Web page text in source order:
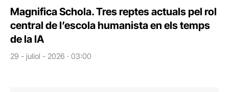
Magnifica Schola. Tres reptes actuals pel rol
central de l’escola humanista en els temps
de la IA
29 - juliol - 2026 · 03:00